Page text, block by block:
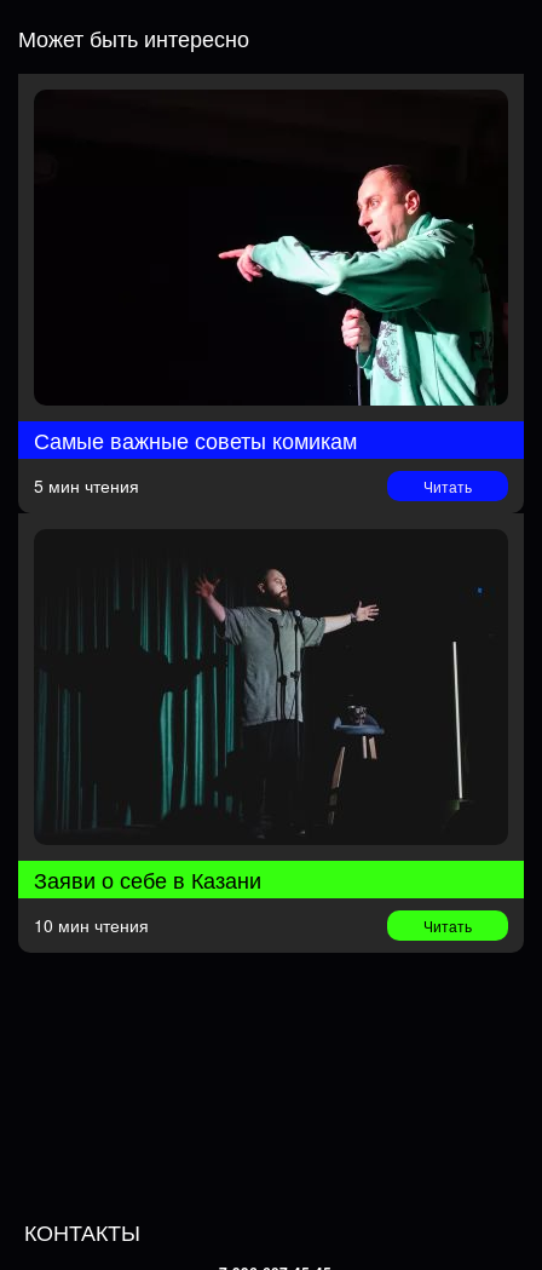
Может быть интересно
Самые важные советы комикам
5 мин чтения Читать
Заяви о себе в Казани
10 мин чтения Читать
КОНТАКТЫ